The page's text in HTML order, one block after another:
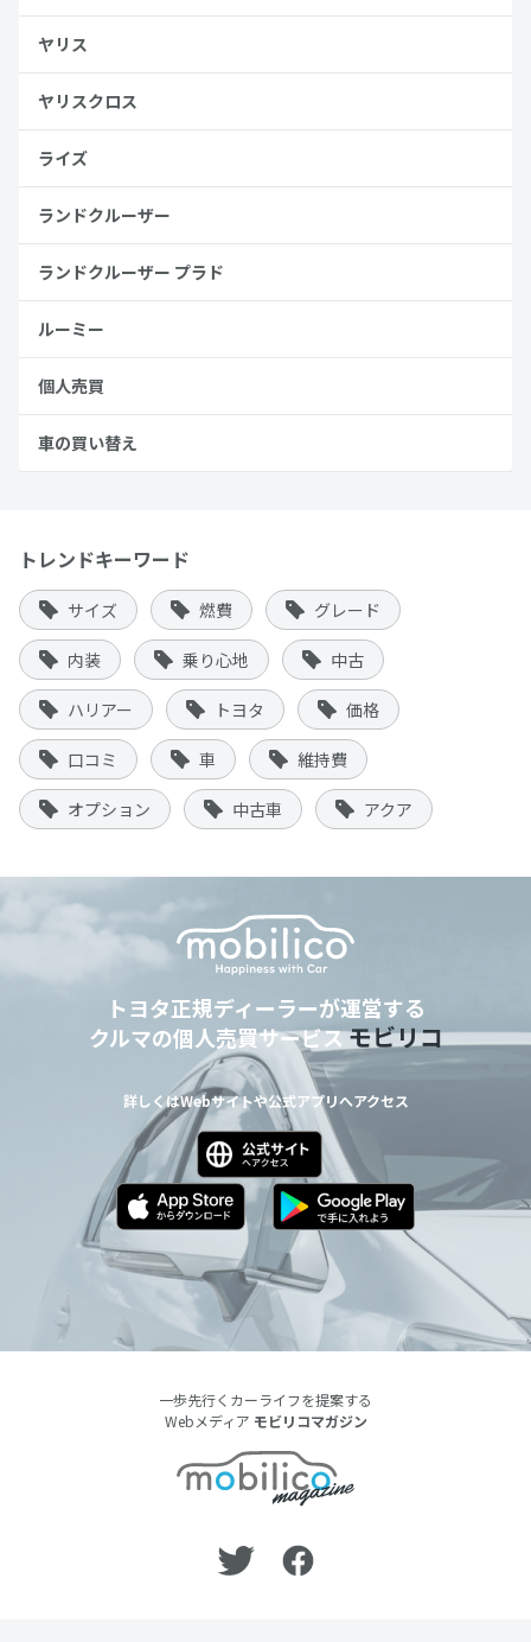
ヤリス
ヤリスクロス
ライズ
ランドクルーザー
ランドクルーザー プラド
ルーミー
個人売買
車の買い替え
トレンドキーワード
サイズ 燃費 グレード
内装 乗り心地 中古
ハリアー トヨタ 価格
口コミ 車 維持費
オプション 中古車 アクア
トヨタ正規ディーラーが運営する
クルマの個人売買サービスモビリコ
詳しくはWebサイトや公式アプリへアクセス
一歩先行くカーライフを提案する
Webメディア モビリコマガジン